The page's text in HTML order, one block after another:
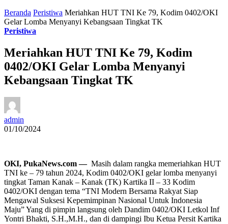
Beranda Peristiwa Meriahkan HUT TNI Ke 79, Kodim 0402/OKI
Gelar Lomba Menyanyi Kebangsaan Tingkat TK
Peristiwa
Meriahkan HUT TNI Ke 79, Kodim
0402/OKI Gelar Lomba Menyanyi
Kebangsaan Tingkat TK
admin
01/10/2024
OKI, PukaNews.com — Masih dalam rangka memeriahkan HUT
TNI ke – 79 tahun 2024, Kodim 0402/OKI gelar lomba menyanyi
tingkat Taman Kanak – Kanak (TK) Kartika II – 33 Kodim
0402/OKI dengan tema “TNI Modern Bersama Rakyat Siap
Mengawal Suksesi Kepemimpinan Nasional Untuk Indonesia
Maju” Yang di pimpin langsung oleh Dandim 0402/OKI Letkol Inf
Yontri Bhakti, S.H.,M.H., dan di dampingi Ibu Ketua Persit Kartika